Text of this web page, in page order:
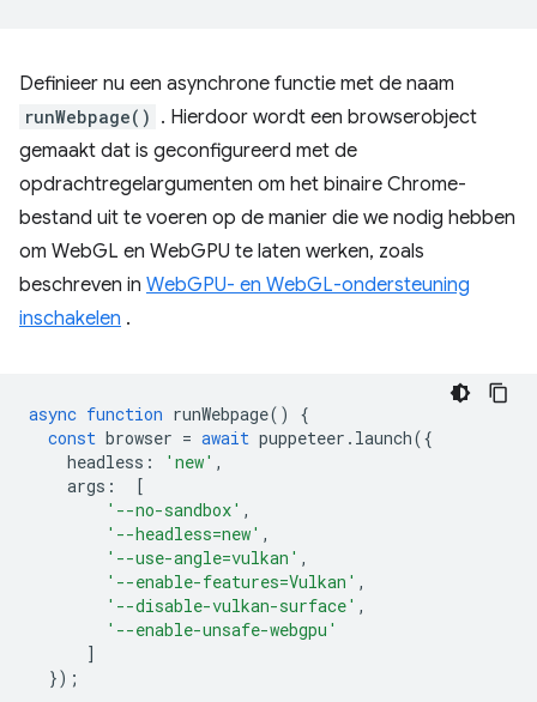
Definieer nu een asynchrone functie met de naam
runWebpage() . Hierdoor wordt een browserobject
gemaakt dat is geconfigureerd met de
opdrachtregelargumenten om het binaire Chrome-
bestand uit te voeren op de manier die we nodig hebben
om WebGL en WebGPU te laten werken, zoals
beschreven in WebGPU- en WebGL-ondersteuning
inschakelen .
async function runWebpage()
{
const browser = await puppeteer . launch({
headless : 'new' ,
args :
[
'--no-sandbox' ,
'--headless=new' ,
'--use-angle=vulkan' ,
'--enable-features=Vulkan' ,
'--disable-vulkan-surface' ,
'--enable-unsafe-webgpu'
]
});